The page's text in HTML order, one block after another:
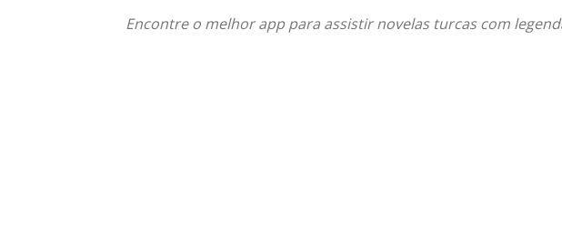
Encontre o melhor app para assistir novelas turcas com